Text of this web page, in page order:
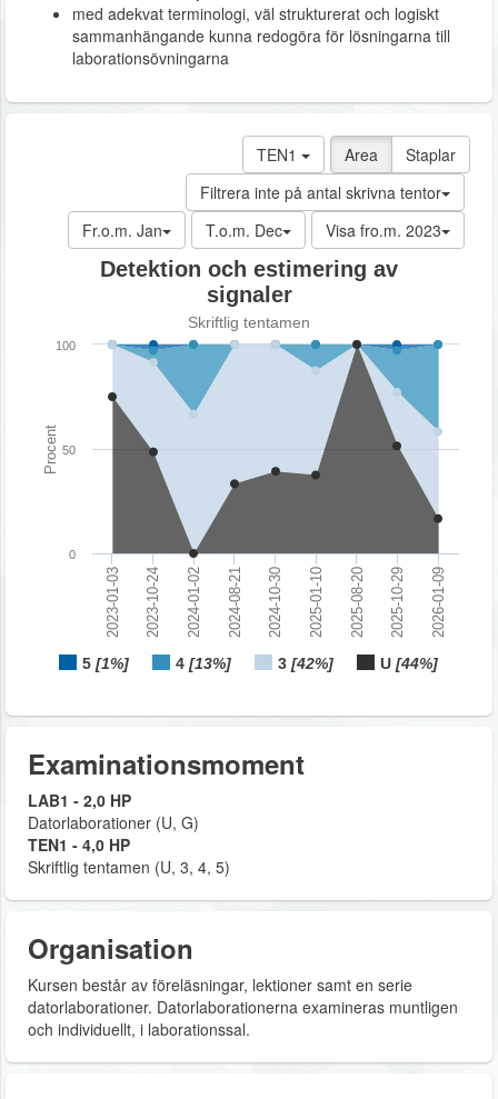
med adekvat terminologi, väl strukturerat och logiskt
sammanhängande kunna redogöra för lösningarna till
laborationsövningarna
Area Staplar
TEN1
Filtrera inte på antal skrivna tentor
Visa fro.m. 2023
T.o.m. Dec
Fr.o.m. Jan
Procent
Detektion och estimering av
signaler
Skriftlig tentamen
5 [1%] 4 [13%] 3 [42%] U [44%]
2023-01-03 2023-10-24 2024-01-02 2024-08-21 2024-10-30 2025-01-10 2025-08-20 2025-10-29 2026-01-09
0
50
100
Examinationsmoment
LAB1 - 2,0 HP
Datorlaborationer (U, G)
TEN1 - 4,0 HP
Skriftlig tentamen (U, 3, 4, 5)
Organisation
Kursen består av föreläsningar, lektioner samt en serie
datorlaborationer. Datorlaborationerna examineras muntligen
och individuellt, i laborationssal.